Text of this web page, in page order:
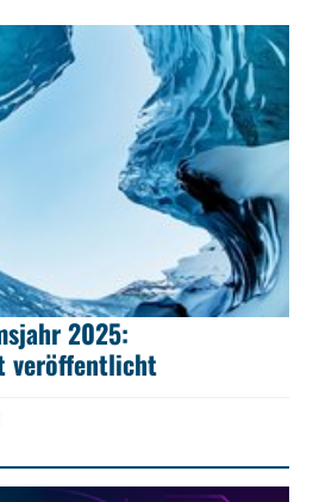
2025:
veröffentlicht